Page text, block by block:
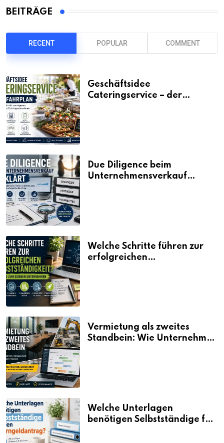
BEITRÄGE
RECENT POPULAR COMMENT
Geschäftsidee
Cateringservice – der
Due Diligence beim
Unternehmensverkauf
Welche Schritte führen zur
erfolgreichen
Vermietung als zweites
Standbein: Wie Unternehmen
Welche Unterlagen
benötigen Selbstständige für